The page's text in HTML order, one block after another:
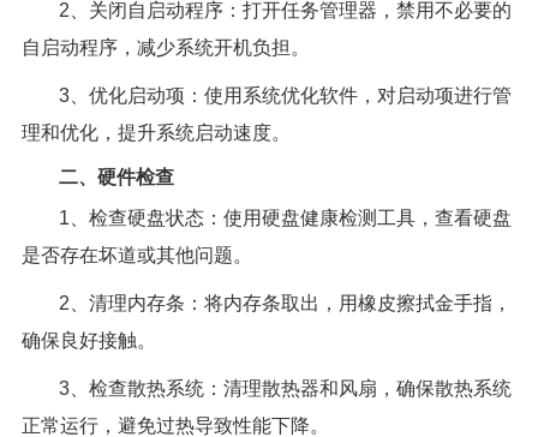
2、关闭自启动程序：打开任务管理器，禁用不必要的
自启动程序，减少系统开机负担。
3、优化启动项：使用系统优化软件，对启动项进行管
理和优化，提升系统启动速度。
二、硬件检查
1、检查硬盘状态：使用硬盘健康检测工具，查看硬盘
是否存在坏道或其他问题。
2、清理内存条：将内存条取出，用橡皮擦拭金手指，
确保良好接触。
3、检查散热系统：清理散热器和风扇，确保散热系统
正常运行，避免过热导致性能下降。